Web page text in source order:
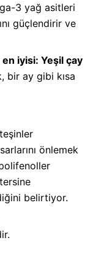
3 yağ asitleri
güçlendirir ve
iyisi: Yeşil çay
bir ay gibi kısa
önlemek
belirtiyor.